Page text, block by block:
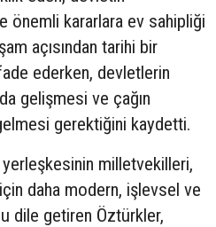
önemli kararlara ev sahipliği
açısından tarihi bir
ederken, devletlerin
gelişmesi ve çağın
gerektiğini kaydetti.
milletvekilleri,
daha modern, işlevsel ve
dile getiren Öztürkler,